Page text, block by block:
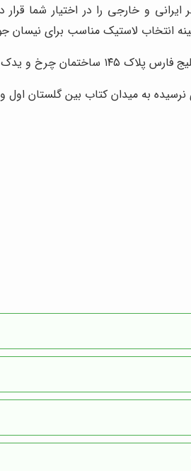
و خارجی را در اختیار شما قرار
انتخاب لاستیک مناسب برای
ساختمان چرخ و یدک.
نرسیده به میدان کتاب بین گلستان اول و